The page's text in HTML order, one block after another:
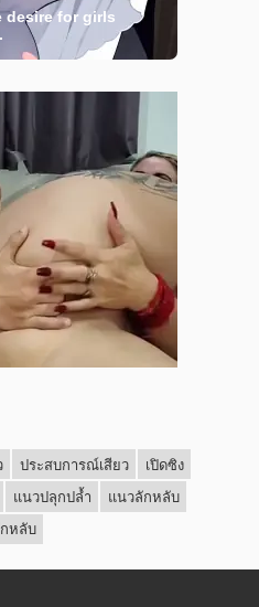
ประสบการณ์เสียว
เปิดซิง
แนวปลุกปล้ำ
แนวลักหลับ
หลับ